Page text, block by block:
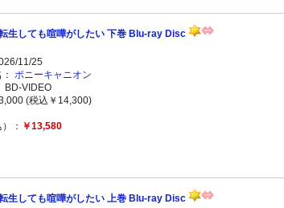
生しても喧嘩がしたい 下巻 Blu-ray Disc
11/25
ポニーキャニオン
BD-VIDEO
(税込￥14,300)
： ￥13,580
生しても喧嘩がしたい 上巻 Blu-ray Disc